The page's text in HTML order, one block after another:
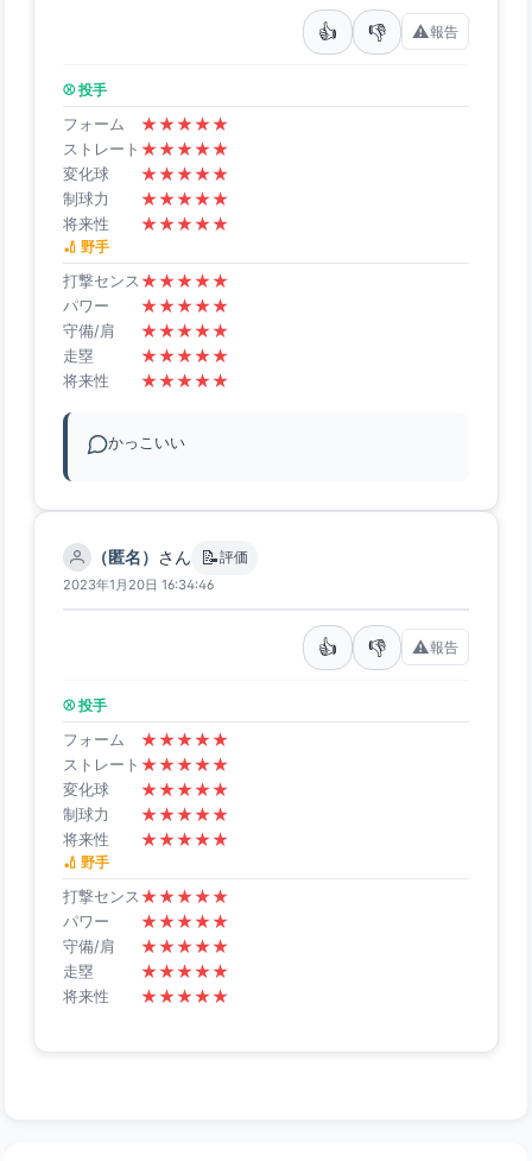
👍 👎 ⚠️報告
⚾ 投手
フォーム
★★★★★
ストレート ★★★★★
変化球 ★★★★★
制球力 ★★★★★
将来性 ★★★★★
🏏 野手
打撃センス ★★★★★
パワー ★★★★★
守備/肩 ★★★★★
走塁 ★★★★★
将来性 ★★★★★
かっこいい
（匿名） さん 📝評価
2023年1月20日 16:34:46
👍 👎 ⚠️報告
⚾ 投手
フォーム
★★★★★
ストレート ★★★★★
変化球 ★★★★★
制球力 ★★★★★
将来性 ★★★★★
🏏 野手
打撃センス ★★★★★
パワー ★★★★★
守備/肩 ★★★★★
走塁 ★★★★★
将来性 ★★★★★